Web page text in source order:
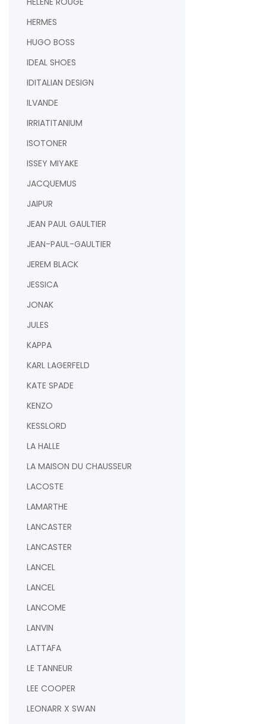
HERMES
HUGO BOSS
IDEAL SHOES
IDITALIAN DESIGN
ILVANDE
IRRIATITANIUM
ISOTONER
ISSEY MIYAKE
JACQUEMUS
JAIPUR
JEAN PAUL GAULTIER
JEAN-PAUL-GAULTIER
JEREM BLACK
JESSICA
JONAK
JULES
KAPPA
KARL LAGERFELD
KATE SPADE
KENZO
KESSLORD
LA HALLE
LA MAISON DU CHAUSSEUR
LACOSTE
LAMARTHE
LANCASTER
LANCASTER
LANCEL
LANCEL
LANCOME
LANVIN
LATTAFA
LE TANNEUR
LEE COOPER
LEONARR X SWAN